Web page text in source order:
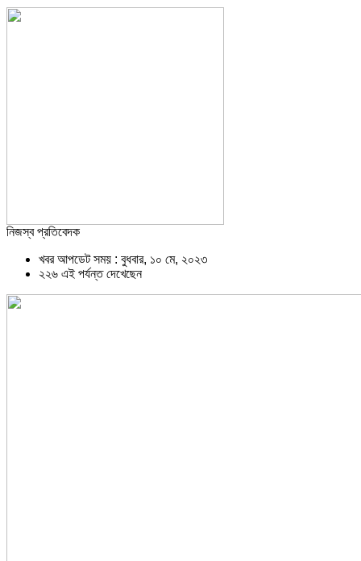
নিজস্ব প্রতিবেদক
খবর আপডেট সময় : বুধবার, ১০ মে, ২০২৩
২২৬ এই পর্যন্ত দেখেছেন